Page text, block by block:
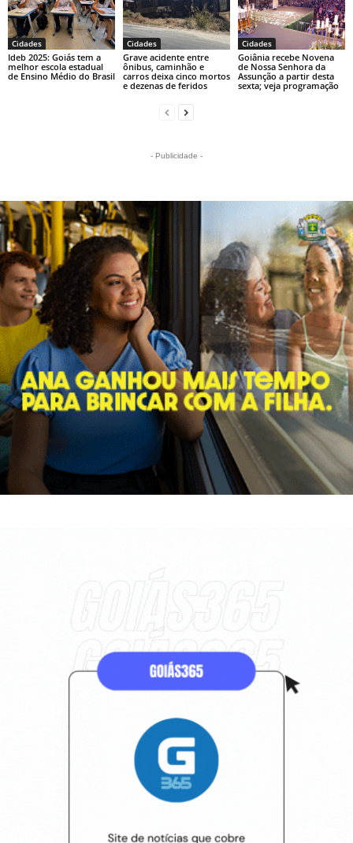
Cidades
Ideb 2025: Goiás tem a
melhor escola estadual
de Ensino Médio do Brasil
Cidades
Grave acidente entre
ônibus, caminhão e
carros deixa cinco mortos
e dezenas de feridos
Cidades
Goiânia recebe Novena
de Nossa Senhora da
Assunção a partir desta
sexta; veja programação
- Publicidade -